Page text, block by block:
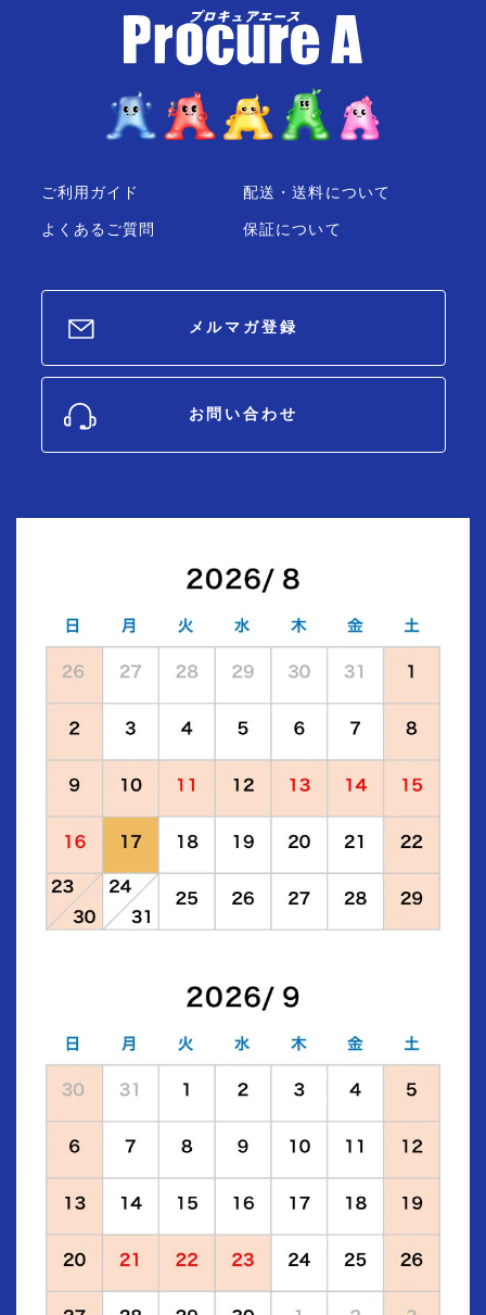
ご利用ガイド
よくあるご質問
配送・送料について
保証について
メルマガ登録
お問い合わせ